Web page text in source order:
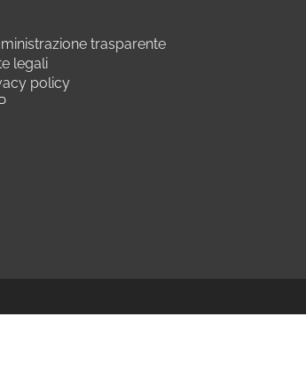
trasparente
legali
policy